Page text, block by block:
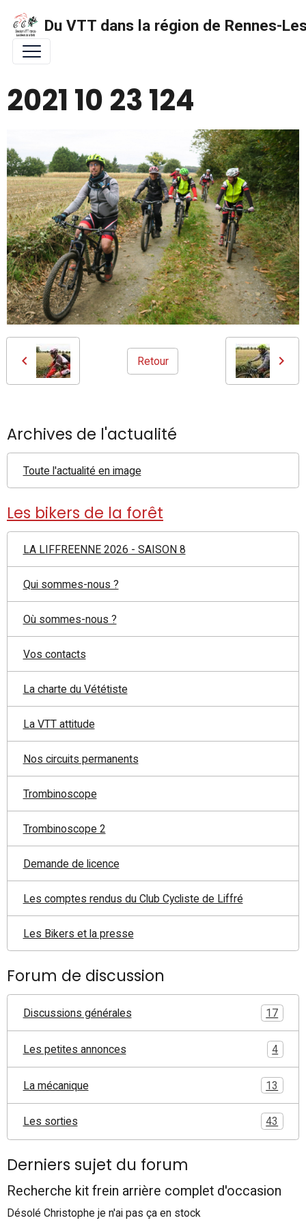
Du VTT dans la région de Rennes-
2021 10 23 124
Retour
Archives de l'actualité
Toute l'actualité en image
Les bikers de la forêt
LA LIFFREENNE 2026 - SAISON 8
Qui sommes-nous ?
Où sommes-nous ?
Vos contacts
La charte du Vététiste
La VTT attitude
Nos circuits permanents
Trombinoscope
Trombinoscope 2
Demande de licence
Les comptes rendus du Club Cycliste de Liffré
Les Bikers et la presse
Forum de discussion
Discussions générales 17
Les petites annonces 4
La mécanique 13
Les sorties 43
Derniers sujet du forum
Recherche kit frein arrière complet d'occasion
Désolé Christophe je n'ai pas ça en stock